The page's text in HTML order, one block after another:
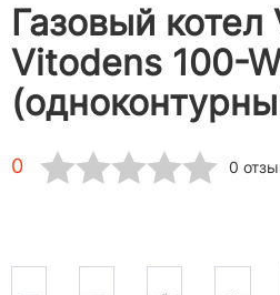
Газовый котел
Vitodens 100-
0 0